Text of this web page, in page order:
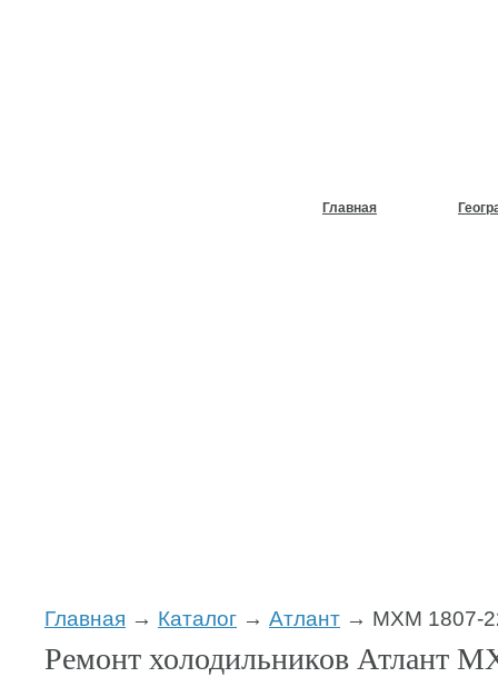
Главная
Главная → Каталог → Атлант → МХМ 1807-
Ремонт холодильников Атлант